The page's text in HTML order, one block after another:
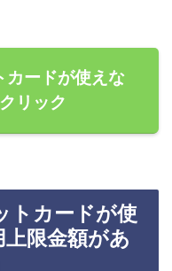
カードが使えな
リック
トカードが使
限金額があ